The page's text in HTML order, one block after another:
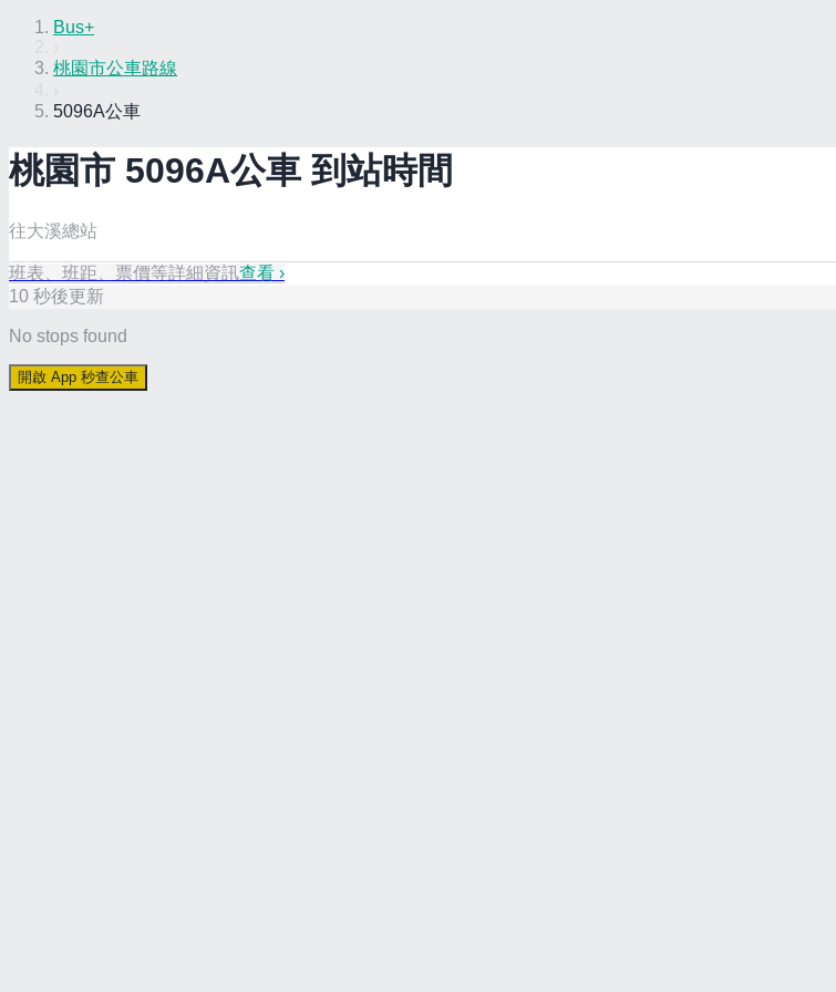
Bus+
桃園市公車路線
5096A公車
桃園市 5096A公車 到站時間
往大溪總站
班表、班距、票價等詳細資訊查看 ›
10 秒後更新
No stops found
開啟 App 秒查公車